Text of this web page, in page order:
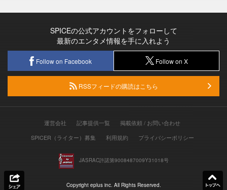
SPICEの公式アカウントをフォローして
最新のエンタメ情報を手に入れよう
Follow on Facebook Follow on X
RSSフィードの購読はこちら
運営会社 記事提供一覧
掲載依頼 / お問い合わせ
SPICER（ライター）募集
利用規約 プライバシーポリシー
JASRAC許諾第9008487009Y31018号
Copyright eplus inc. All Rights Reserved.